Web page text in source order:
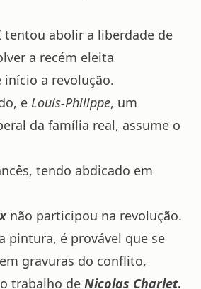
tentou abolir a liberdade de
a recém eleita
início a revolução.
e Louis-Philippe, um
da família real, assume o
tendo abdicado em
não participou na revolução.
pintura, é provável que se
gravuras do conflito,
trabalho de Nicolas Charlet.